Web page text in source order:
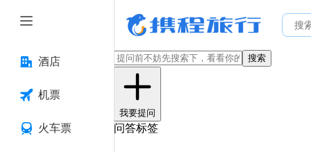
酒店
机票
火车票
搜索
我要提问
问答标签